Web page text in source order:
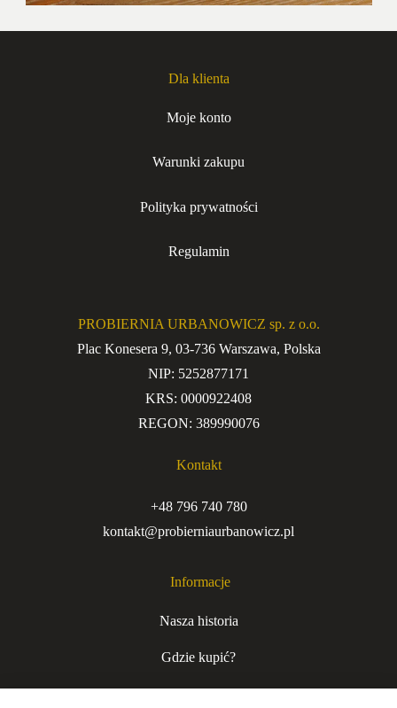
Dla klienta
Moje konto
Warunki zakupu
Polityka prywatności
Regulamin
PROBIERNIA URBANOWICZ sp. z o.o.
Plac Konesera 9, 03-736 Warszawa, Polska
NIP: 5252877171
KRS: 0000922408
REGON: 389990076
Kontakt
+48 796 740 780
kontakt@probierniaurbanowicz.pl
Informacje
Nasza historia
Gdzie kupić?
Kurjer niecodzienny